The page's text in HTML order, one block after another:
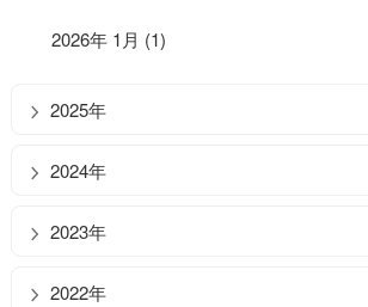
2026年 1月 (1)
2025年
2024年
2023年
2022年